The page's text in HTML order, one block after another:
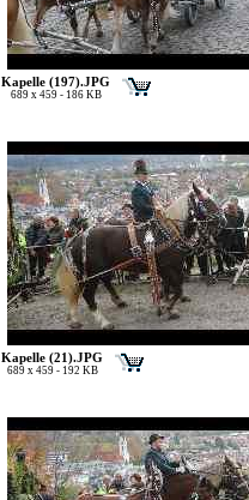
Kapelle (197).JPG
689 x 459 - 186 KB
Kapelle (21).JPG
689 x 459 - 192 KB